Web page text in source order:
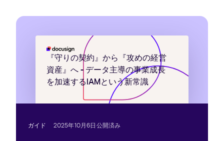
リ
ソ
で
か？ガイド 2025年10月6日公開済み
『守りの契約』から『攻めの経営
資産』へ - データ主導の事業成長
を加速するIAMという新常識